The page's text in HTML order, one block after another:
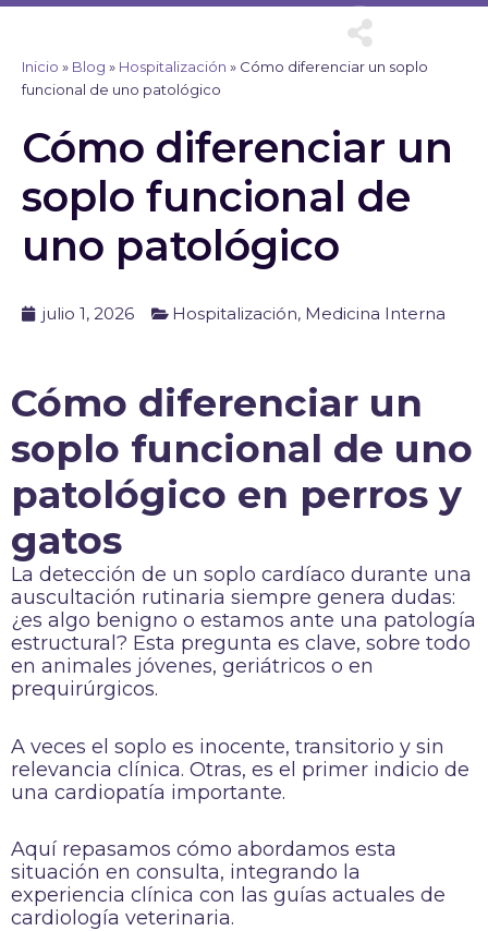
Ir
Inicio » Blog » Hospitalización » Cómo diferenciar un soplo
funcional de uno patológico
Cómo diferenciar un
soplo funcional de
uno patológico
julio 1, 2026 Hospitalización, Medicina Interna
Cómo diferenciar un
soplo funcional de uno
patológico en perros y
gatos
La detección de un soplo cardíaco durante una
auscultación rutinaria siempre genera dudas:
¿es algo benigno o estamos ante una patología
estructural? Esta pregunta es clave, sobre todo
en animales jóvenes, geriátricos o en
prequirúrgicos.
A veces el soplo es inocente, transitorio y sin
relevancia clínica. Otras, es el primer indicio de
una cardiopatía importante.
Aquí repasamos cómo abordamos esta
situación en consulta, integrando la
experiencia clínica con las guías actuales de
cardiología veterinaria.